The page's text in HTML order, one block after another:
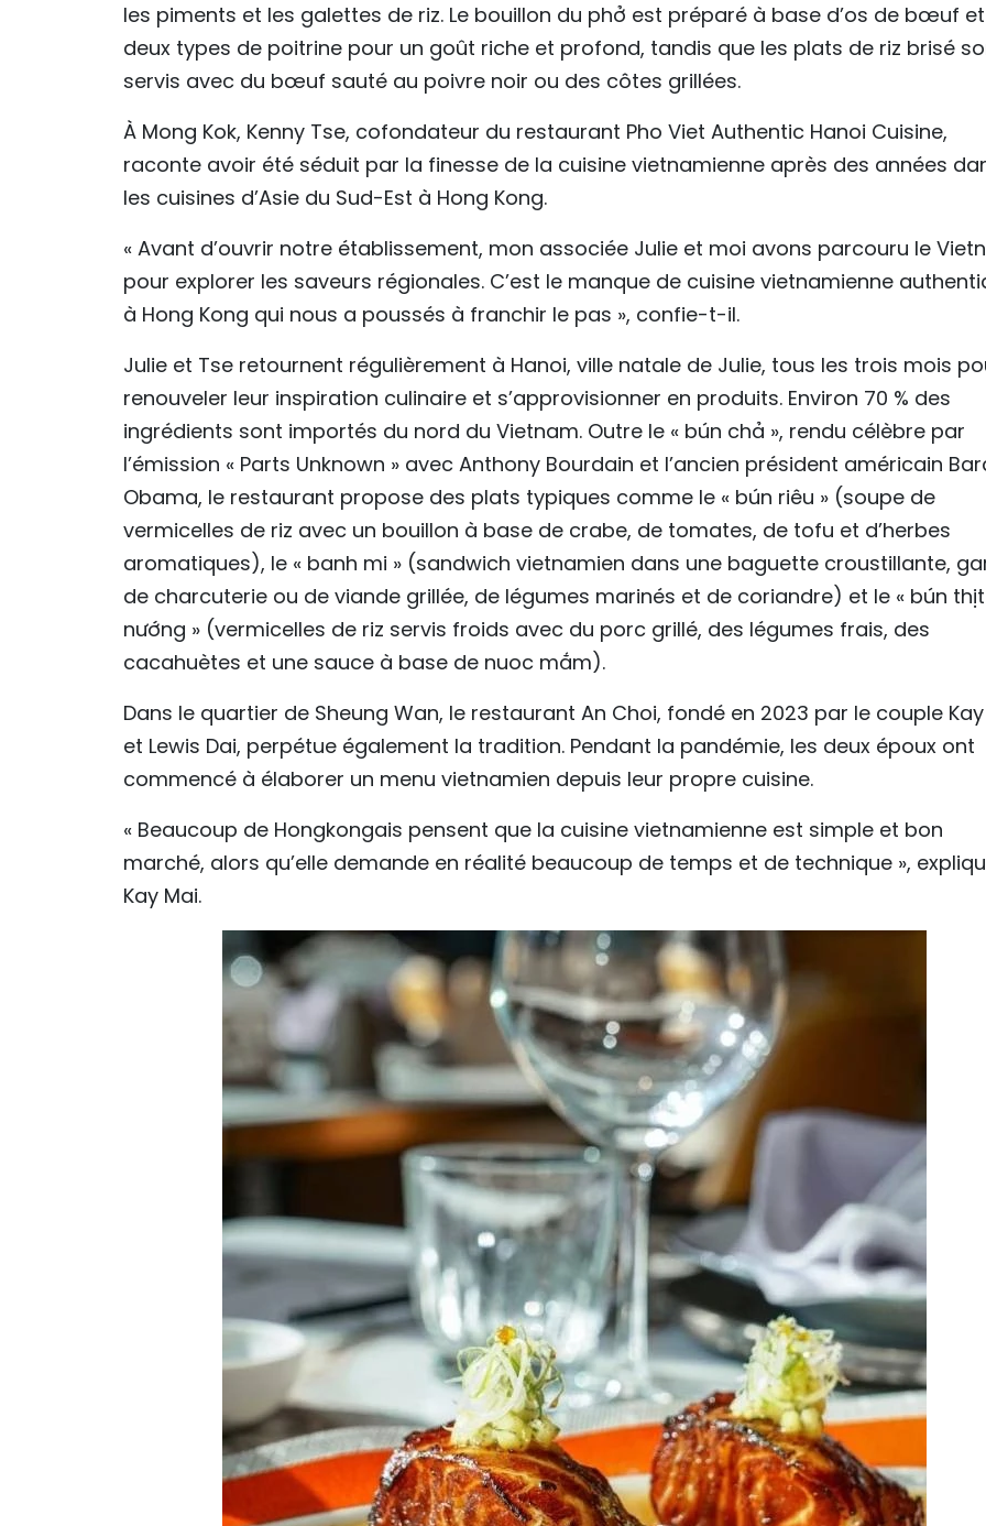
les piments et les galettes de riz. Le bouillon du phở est préparé à base d’os de bœuf
deux types de poitrine pour un goût riche et profond, tandis que les plats de riz brisé
servis avec du bœuf sauté au poivre noir ou des côtes grillées.
À Mong Kok, Kenny Tse, cofondateur du restaurant Pho Viet Authentic Hanoi Cuisine,
raconte avoir été séduit par la finesse de la cuisine vietnamienne après des années
les cuisines d’Asie du Sud-Est à Hong Kong.
« Avant d’ouvrir notre établissement, mon associée Julie et moi avons parcouru le
pour explorer les saveurs régionales. C’est le manque de cuisine vietnamienne
à Hong Kong qui nous a poussés à franchir le pas », confie-t-il.
Julie et Tse retournent régulièrement à Hanoi, ville natale de Julie, tous les trois mois
renouveler leur inspiration culinaire et s’approvisionner en produits. Environ 70 % des
ingrédients sont importés du nord du Vietnam. Outre le « bún chả », rendu célèbre par
l’émission « Parts Unknown » avec Anthony Bourdain et l’ancien président américain
Obama, le restaurant propose des plats typiques comme le « bún riêu » (soupe de
vermicelles de riz avec un bouillon à base de crabe, de tomates, de tofu et d’herbes
aromatiques), le « banh mi » (sandwich vietnamien dans une baguette croustillante,
de charcuterie ou de viande grillée, de légumes marinés et de coriandre) et le « bún thịt
nướng » (vermicelles de riz servis froids avec du porc grillé, des légumes frais, des
cacahuètes et une sauce à base de nuoc mắm).
Dans le quartier de Sheung Wan, le restaurant An Choi, fondé en 2023 par le couple
et Lewis Dai, perpétue également la tradition. Pendant la pandémie, les deux époux ont
commencé à élaborer un menu vietnamien depuis leur propre cuisine.
« Beaucoup de Hongkongais pensent que la cuisine vietnamienne est simple et bon
marché, alors qu’elle demande en réalité beaucoup de temps et de technique »,
Kay Mai.